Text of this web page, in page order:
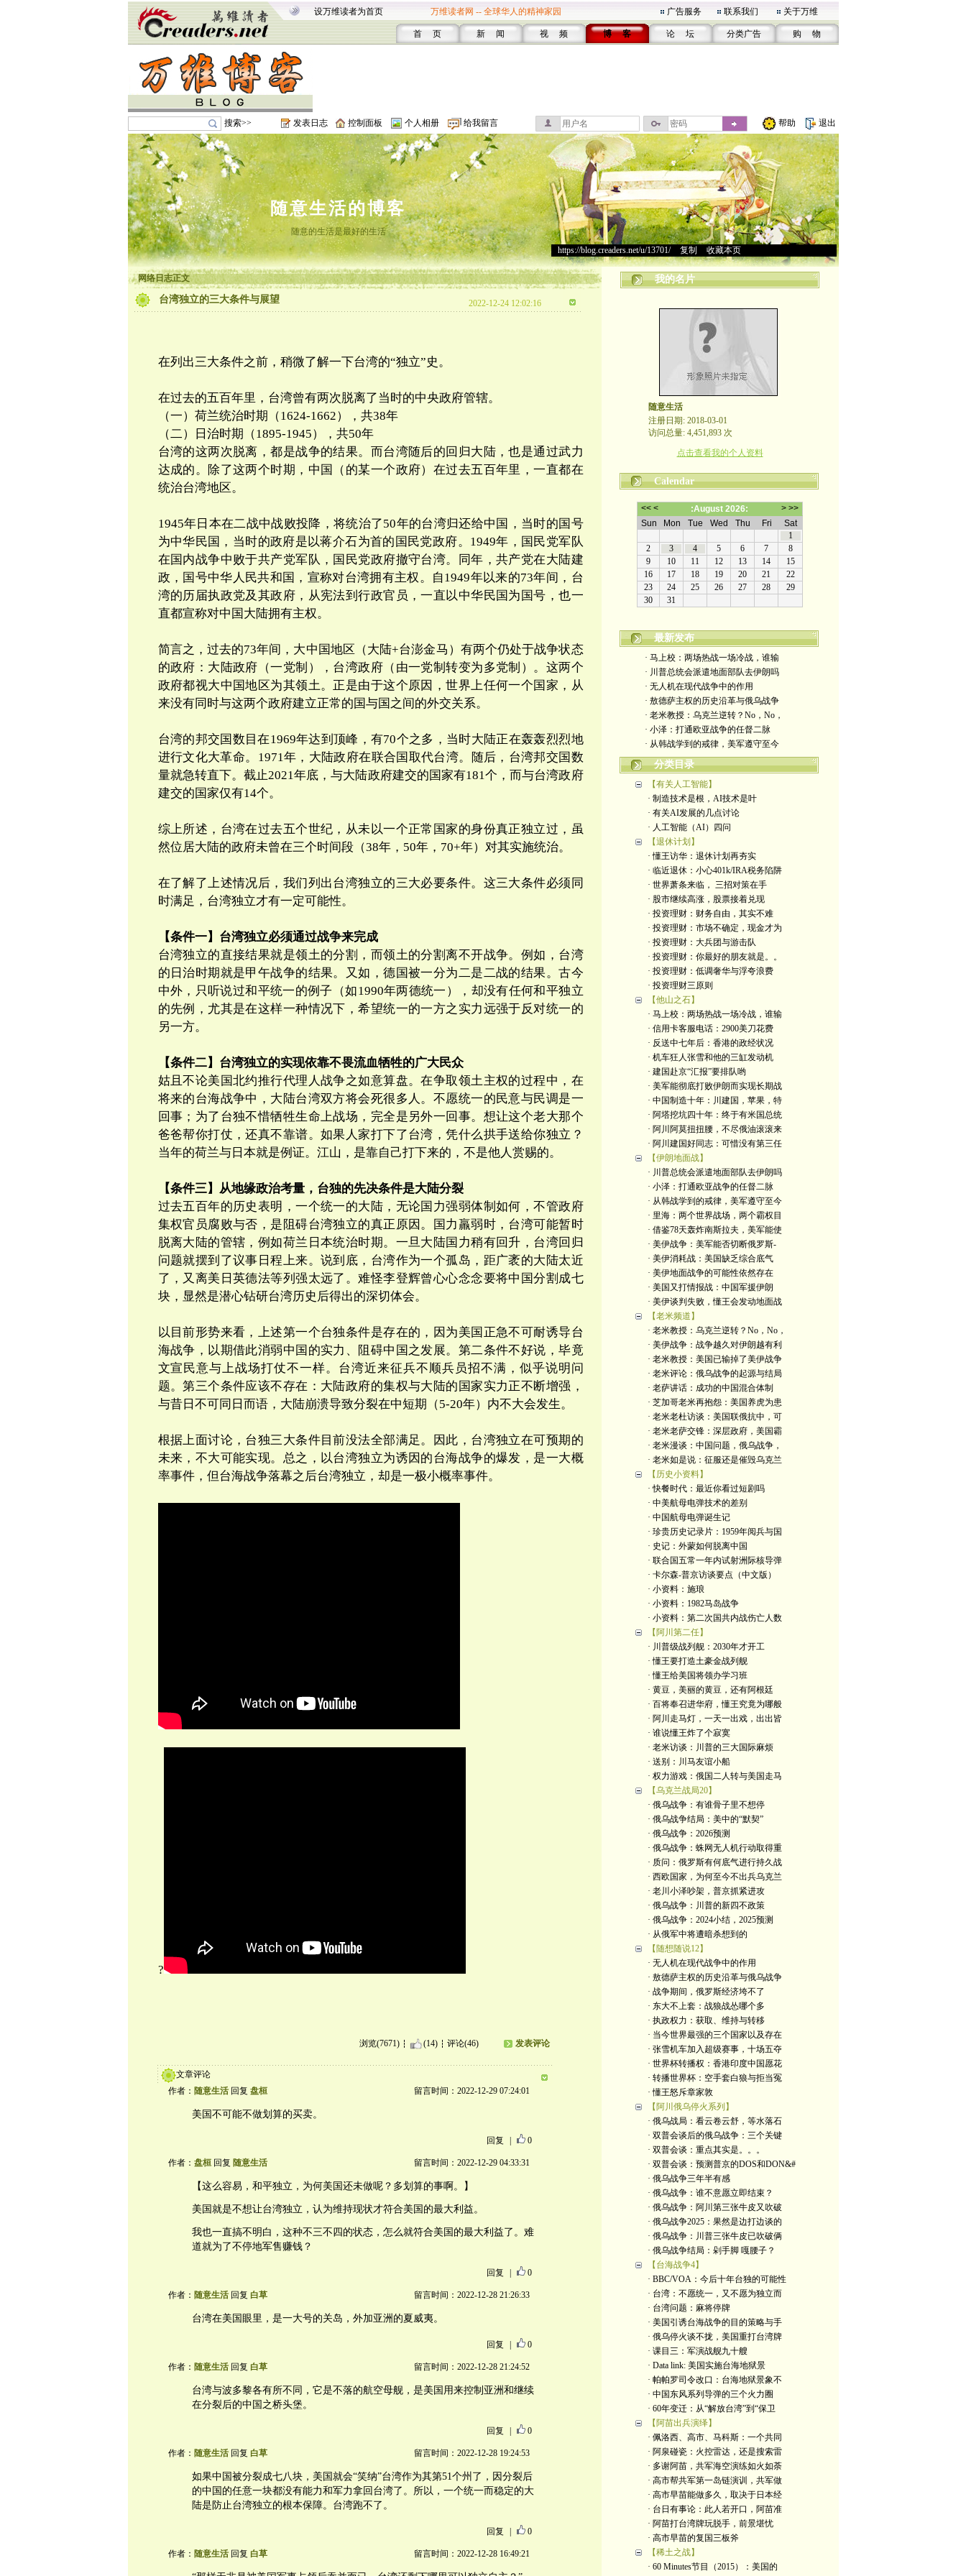
设万维读者为首页 万维读者网 -- 全球华人的精神家园 广告服务 联系我们 关于万维
首 页 新 闻 视 频 博 客 论 坛 分类广告 购 物
搜索>> 发表日志 控制面板 个人相册 给我留言 帮助 退出
随意生活的博客
随意的生活是最好的生活
https://blog.creaders.net/u/13701/> 复制 收藏本页
网络日志正文
台湾独立的三大条件与展望 2022-12-24 12:02:16
在列出三大条件之前，稍微了解一下台湾的“独立”史。
在过去的五百年里，台湾曾有两次脱离了当时的中央政府管辖。
（一）荷兰统治时期（1624-1662），共38年
（二）日治时期（1895-1945），共50年
台湾的这两次脱离，都是战争的结果。而台湾随后的回归大陆，也是通过武力
达成的。除了这两个时期，中国（的某一个政府）在过去五百年里，一直都在
统治台湾地区。
1945年日本在二战中战败投降，将统治了50年的台湾归还给中国，当时的国号
为中华民国，当时的政府是以蒋介石为首的国民党政府。 1949年，国民党军队
在国内战争中败于共产党军队，国民党政府撤守台湾。
同年， 共产党在大陆建
政，国号中华人民共和国，宣称对台湾拥有主权。自1949年以来的73年间，台
湾的历届执政党及其政府，从宪法到行政官员，一直以中华民国为国号，也一
直都宣称对中国大陆拥有主权。
简言之，过去的73年间，大中国地区（大陆+台澎金马）有两个仍处于战争状态
的政府：大陆政府（一党制），台湾政府（由一党制转变为多党制）。这两个
政府都视大中国地区为其领土。正是由于这个原因，世界上任何一个国家，从
来没有同时与这两个政府建立正常的国与国之间的外交关系。
台湾的邦交国数目在1969年达到顶峰，有70个之多，当时大陆正在轰轰烈烈地
进行文化大革命。 1971年，大陆政府在联合国取代台湾。随后，台湾邦交国数
量就急转直下。截止2021年底，与大陆政府建交的国家有181个，而与台湾政府
建交的国家仅有14个。
综上所述，台湾在过去五个世纪 ，从未以一个正常国家的身份真正独立过，虽
然位居大陆的政府未曾在三个时间段（38年， 50年， 70+年）对其实施统治。
在了解了上述情况后，我们列出台湾独立的三大必要条件。这三大条件必须同
时满足，台湾独立才有一定可能性。
【条件一】台湾独立必须通过战争来完成
台湾独立的直接结果就是领土的分割，而领土的分割离不开战争。例如，台湾
的日治时期就是甲午战争的结果。又如，德国被一分为二是二战的结果。古今
中外，只听说过和平统一的例子（如1990年两德统一），却没有任何和平独立
的先例，尤其是在这样一种情况下，希望统一的一方之实力远强于反对统一的
另一方。
【条件二】台湾独立的实现依靠不畏流血牺牲的广大民众
姑且不论美国北约推行代理人战争之如意算盘。在争取领土主权的过程中，在
将来的台海战争中，大陆台湾双方将会死很多人。不愿统一的民意与民调是一
回事；为了台独不惜牺牲生命上战场，完全是另外一回事。想让这个老大那个
爸爸帮你打仗，还真不靠谱。如果人家打下了台湾，凭什么拱手送给你独立？
当年的荷兰与日本就是例证。江山，是靠自己打下来的，不是他人赏赐的。
【条件三】从地缘政治考量，台独的先决条件是大陆分裂
过去五百年的历史表明，一个统一的大陆，无论国力强弱体制如何，不管政府
集权官员腐败与否，是阻碍台湾独立的真正原因。国力羸弱时，台湾可能暂时
脱离大陆的管辖，例如荷兰日本统治时期。一旦大陆国力稍有回升，台湾回归
问题就摆到了议事日程上来。说到底，台湾作为一个孤岛，距广袤的大陆太近
了，又离美日英德法等列强太远了。难怪李登辉曾心心念念要将中国分割成七
块，显然是潜心钻研台湾历史后得出的深切体会。
以目前形势来看，上述第一个台独条件是存在的，因为美国正急不可耐诱导台
海战争，以期借此消弱中国的实力、阻碍中国之发展。第二条件不好说，毕竟
文宣民意与上战场打仗不一样。台湾近来征兵不顺兵员招不满，似乎说明问
题。第三个条件应该不存在：大陆政府的集权与大陆的国家实力正不断增强，
与昔日不可同日而语，大陆崩溃导致分裂在中短期（5-20年）内不大会发生。
根据上面讨论，台独三大条件目前没法全部满足。因此，台湾独立在可预期的
未来，不大可能实现。总之，以台湾独立为诱因的台海战争的爆发，是一大概
率事件，但台海战争落幕之后台湾独立，却是一极小概率事件。
?
浏览(7671) (14) 评论(46) 发表评论
文章评论
作者： 随意生活回复 盘桓 留言时间：2022-12-29 07:24:01
美国不可能不做划算的买卖。
回复 0
作者： 盘桓回复 随意生活 留言时间：2022-12-29 04:33:31
【这么容易，和平独立，为何美国还未做呢？多划算的事啊。】
美国就是不想让台湾独立，认为维持现状才符合美国的最大利益。
我也一直搞不明白，这种不三不四的状态，怎么就符合美国的最大利益了。难
道就为了不停地军售赚钱？
回复 0
作者： 随意生活回复 白草 留言时间：2022-12-28 21:26:33
台湾在美国眼里，是一大号的关岛，外加亚洲的夏威夷。
回复 0
作者： 随意生活回复 白草 留言时间：2022-12-28 21:24:52
台湾与波多黎各有所不同，它是不落的航空母舰，是美国用来控制亚洲和继续
在分裂后的中国之桥头堡。
回复 0
作者： 随意生活回复 白草 留言时间：2022-12-28 19:24:53
如果中国被分裂成七八块，美国就会“笑纳”台湾作为其第51个州了，因分裂后
的中国的任意一块都没有能力和军力拿回台湾了。所以，一个统一而稳定的大
陆是防止台湾独立的根本保障。台湾跑不了。
回复 0
作者： 随意生活回复 白草 留言时间：2022-12-28 16:49:21
我的名片
随意生活
注册日期: 2018-03-01
访问总量: 4,451,893 次
点击查看我的个人资料
Calendar
最新发布
· 马上校：两场热战一场冷战，谁输
· 川普总统会派遣地面部队去伊朗吗
· 无人机在现代战争中的作用
· 敖德萨主权的历史沿革与俄乌战争
· 老米教授：乌克兰逆转？No，No，
· 小泽：打通欧亚战争的任督二脉
· 从韩战学到的戒律，美军遵守至今
分类目录
【有关人工智能】
· 制造技术是根，AI技术是叶
· 有关AI发展的几点讨论
· 人工智能（AI）四问
【退休计划】
· 懂王访华：退休计划再夯实
· 临近退休：小心401k/IRA税务陷阱
· 世界萧条来临， 三招对策在手
· 股市继续高涨，股票接着兑现
· 投资理财：财务自由，其实不难
· 投资理财：市场不确定，现金才为
· 投资理财：大兵团与游击队
· 投资理财：你最好的朋友就是。。
· 投资理财：低调奢华与浮夸浪费
· 投资理财三原则
【他山之石】
· 马上校：两场热战一场冷战，谁输
· 信用卡客服电话：2900美刀花费
· 反送中七年后：香港的政经状况
· 机车狂人张雪和他的三缸发动机
· 建国赴京“汇报”要排队哟
· 美军能彻底打败伊朗而实现长期战
· 中国制造十年：川建国，苹果，特
· 阿塔挖坑四十年：终于有米国总统
· 阿川阿莫扭扭腰，不尽俄油滚滚来
· 阿川建国好同志：可惜没有第三任
【伊朗地面战】
· 川普总统会派遣地面部队去伊朗吗
· 小泽：打通欧亚战争的任督二脉
· 从韩战学到的戒律，美军遵守至今
· 里海：两个世界战场，两个霸权目
· 借鉴78天轰炸南斯拉夫，美军能使
· 美伊战争：美军能否切断俄罗斯-
· 美伊消耗战：美国缺乏综合底气
· 美伊地面战争的可能性依然存在
· 美国又打情报战：中国军援伊朗
· 美伊谈判失败，懂王会发动地面战
【老米频道】
· 老米教授：乌克兰逆转？No，No，
· 美伊战争：战争越久对伊朗越有利
· 老米教授：美国已输掉了美伊战争
· 老米评论：俄乌战争的起源与结局
· 老萨讲话：成功的中国混合体制
· 芝加哥老米再抱怨：美国养虎为患
· 老米老杜访谈：美国联俄抗中，可
· 老米老萨交锋：深层政府，美国霸
· 老米漫谈：中国问题，俄乌战争，
· 老米如是说：征服还是催毁乌克兰
【历史小资料】
· 快餐时代：最近你看过短剧吗
· 中美航母电弹技术的差别
· 中国航母电弹诞生记
· 珍贵历史记录片：1959年阅兵与国
· 史记：外蒙如何脱离中国
· 联合国五常一年内试射洲际核导弹
· 卡尔森-普京访谈要点（中文版）
· 小资料：施琅
· 小资料：1982马岛战争
· 小资料：第二次国共内战伤亡人数
【阿川第二任】
· 川普级战列舰：2030年才开工
· 懂王要打造土豪金战列舰
· 懂王给美国将领办学习班
· 黄豆，美丽的黄豆，还有阿根廷
· 百将奉召进华府，懂王究竟为哪般
· 阿川走马灯，一天一出戏，出出皆
· 谁说懂王炸了个寂寞
· 老米访谈：川普的三大国际麻烦
· 送别：川马友谊小船
· 权力游戏：俄国二人转与美国走马
【乌克兰战局20】
· 俄乌战争：有谁骨子里不想停
· 俄乌战争结局：美中的“默契”
· 俄乌战争：2026预测
· 俄乌战争：蛛网无人机行动取得重
· 质问：俄罗斯有何底气进行持久战
· 西欧国家，为何至今不出兵乌克兰
· 老川小泽吵架，普京抓紧进攻
· 俄乌战争：川普的新四不政策
· 俄乌战争：2024小结，2025预测
· 从俄军中将遭暗杀想到的
【随想随说12】
· 无人机在现代战争中的作用
· 敖德萨主权的历史沿革与俄乌战争
· 战争期间，俄罗斯经济垮不了
· 东大不上套：战狼战怂哪个多
· 执政权力：获取、维持与转移
· 当今世界最强的三个国家以及存在
· 张雪机车加入超级赛事，十场五夺
· 世界杯转播权：香港印度中国愿花
· 转播世界杯：空手套白狼与拒当冤
· 懂王怒斥章家敦
【阿川俄乌停火系列】
· 俄乌战局：看云卷云舒，等水落石
· 双普会谈后的俄乌战争：三个关键
· 双普会谈：重点其实是。。。
· 双普会谈：预测普京的DOS和DON&#
· 俄乌战争三年半有感
· 俄乌战争：谁不意愿立即结束？
· 俄乌战争：阿川第三张牛皮又吹破
· 俄乌战争2025：果然是边打边谈的
· 俄乌战争：川普三张牛皮已吹破俩
· 俄乌战争结局：剁手脚 嘎腰子？
【台海战争4】
· BBC/VOA：今后十年台独的可能性
· 台湾：不愿统一，又不愿为独立而
· 台湾问题：麻将停牌
· 美国引诱台海战争的目的策略与手
· 俄乌停火谈不拢，美国重打台湾牌
· 课目三：军演战舰九十艘
· Data link: 美国实施台海地狱景
· 帕帕罗司令改口：台海地狱景象不
· 中国东风系列导弹的三个火力圈
· 60年变迁：从“解放台湾”到“保卫
【阿苗出兵演绎】
· 佩洛西、高市、马科斯：一个共同
· 阿泉碰瓷：火控雷达，还是搜索雷
· 多谢阿苗，共军海空演练如火如荼
· 高市帮共军第一岛链演训，共军做
· 高市早苗能做多久，取决于日本经
· 台日有事论：此人若开口，阿苗准
· 阿苗打台湾牌玩脱手，前景堪忧
· 高市早苗的复国三板斧
【稀土之战】
· 60 Minutes节目（2015）：美国的